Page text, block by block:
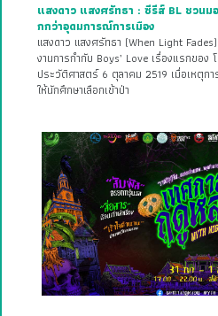
แสงดาว แสงศรัทธา : ซีรีส์ BL ชวน
กกว่าอุดมการณ์การเมือง
แสงดาว แสงศรัทธา (When Light
งานการกำกับ Boys’ Love เรื่องแรกขอ
ประวัติศาสตร์ 6 ตุลาคม 2519 เมื่อเหตุก
ให้นักศึกษาเลือกเข้าป่า